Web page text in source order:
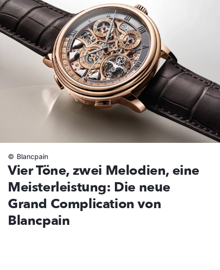
Vier Töne, zwei Melodien, eine
Meisterleistung: Die neue
Grand Complication von
Blancpain
© Blancpain